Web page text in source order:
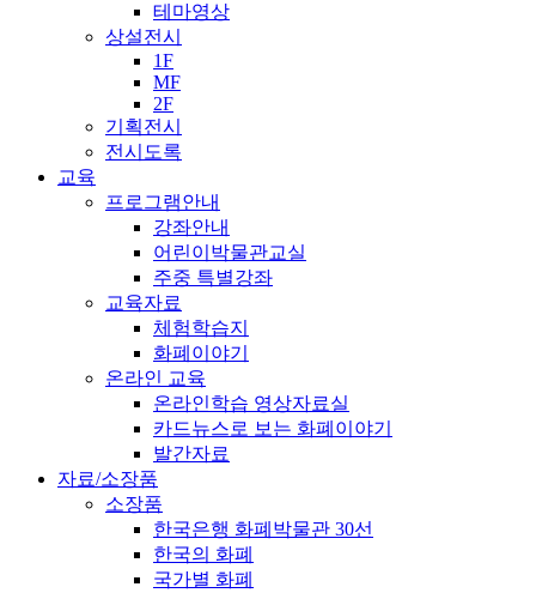
테마영상
상설전시
1F
MF
2F
기획전시
전시도록
교육
프로그램안내
강좌안내
어린이박물관교실
주중 특별강좌
교육자료
체험학습지
화폐이야기
온라인 교육
온라인학습 영상자료실
카드뉴스로 보는 화폐이야기
발간자료
자료/소장품
소장품
한국은행 화폐박물관 30선
한국의 화폐
국가별 화폐